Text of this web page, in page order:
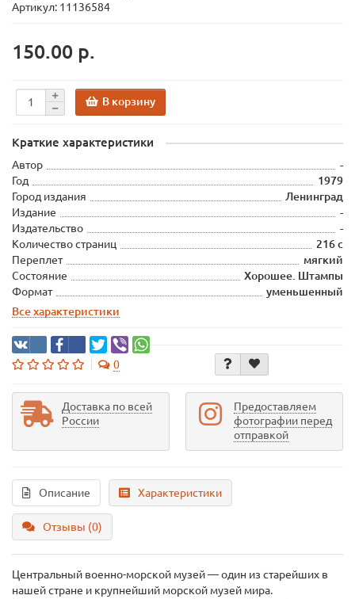
Артикул: 11136584
150.00 р.
В корзину
Краткие характеристики
Автор
-
Год
1979
Город издания
Ленинград
Издание
-
Издательство
-
Количество страниц
216 с
Переплет
мягкий
Состояние
Хорошее. Штампы
Формат
уменьшенный
Все характеристики
0
Доставка по всей
России
Предоставляем
фотографии перед
отправкой
Описание Характеристики
Отзывы (0)
Центральный военно-морской музей — один из старейших в
нашей стране и крупнейший морской музей мира.